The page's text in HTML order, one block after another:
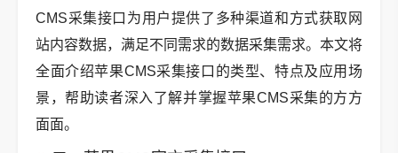
CMS采集接口为用户提供了多种渠道和方式获取网
站内容数据，满足不同需求的数据采集需求。本文将
全面介绍苹果CMS采集接口的类型、特点及应用场
景，帮助读者深入了解并掌握苹果CMS采集的方方
面面。